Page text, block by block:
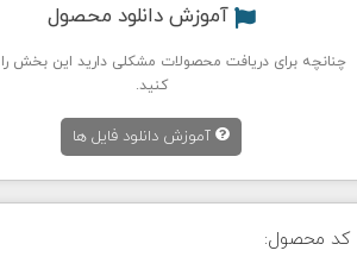
آموزش دانلود محصول
چنانچه برای دریافت محصولات مشکلی دارید این بخش
کنید.
آموزش دانلود فایل ها
کد محصول: